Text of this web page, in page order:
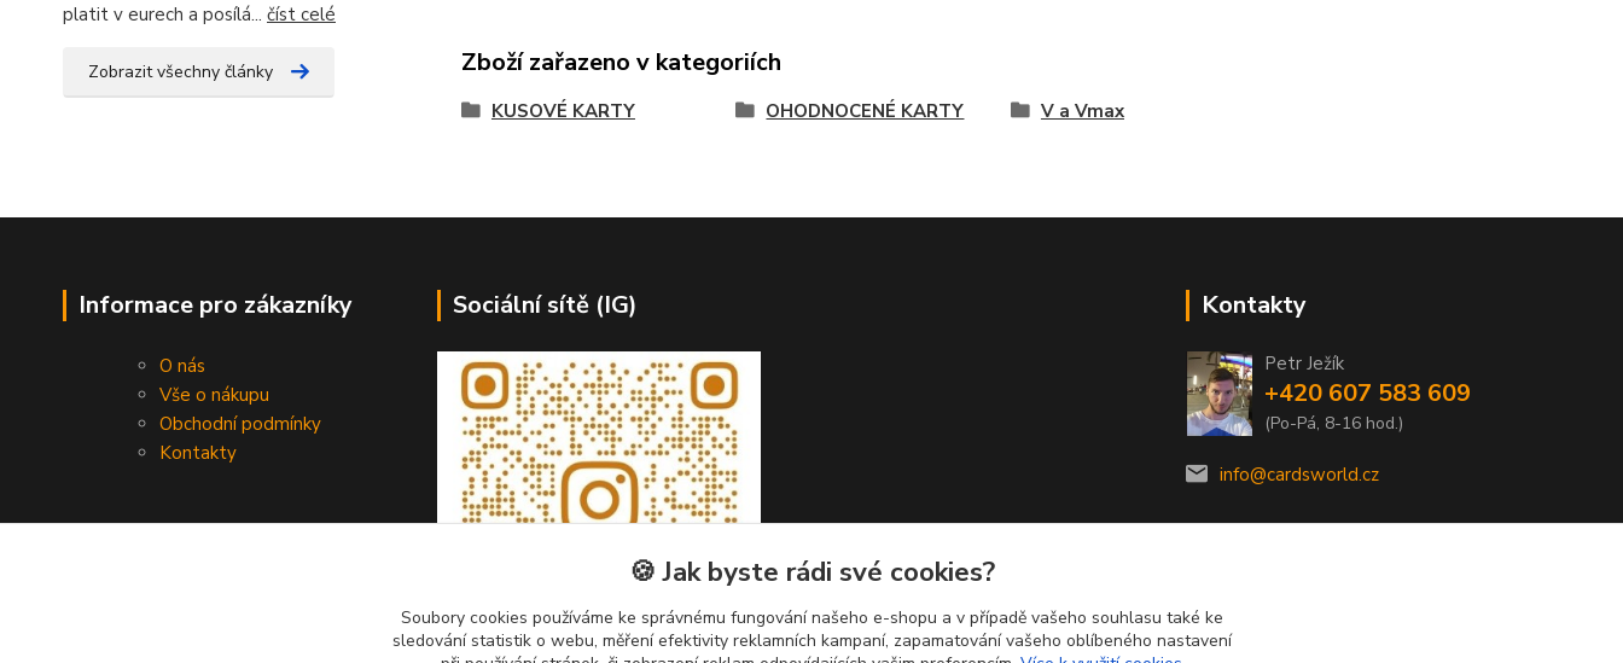
platit v eurech a posílá... číst celé
Zobrazit všechny články Zboží zařazeno v kategoriích
KUSOVÉ KARTY OHODNOCENÉ KARTY V a Vmax
Informace pro zákazníky
O nás
Vše o nákupu
Obchodní podmínky
Kontakty
Sociální sítě (IG) Kontakty
Petr Ježík
+420 607 583 609
(Po-Pá, 8-16 hod.)
info@cardsworld.cz
🍪 Jak byste rádi své cookies?
Soubory cookies používáme ke správnému fungování našeho e-shopu a v případě vašeho souhlasu také ke
sledování statistik o webu, měření efektivity reklamních kampaní, zapamatování vašeho oblíbeného nastavení